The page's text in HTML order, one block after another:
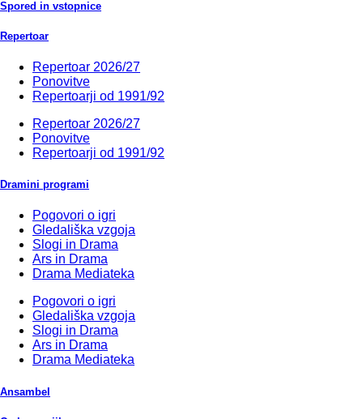
Spored in vstopnice
Repertoar
Repertoar 2026/27
Ponovitve
Repertoarji od 1991/92
Repertoar 2026/27
Ponovitve
Repertoarji od 1991/92
Dramini programi
Pogovori o igri
Gledališka vzgoja
Slogi in Drama
Ars in Drama
Drama Mediateka
Pogovori o igri
Gledališka vzgoja
Slogi in Drama
Ars in Drama
Drama Mediateka
Ansambel